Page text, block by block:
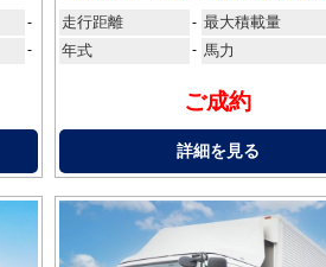
-
-
走行距離 - 最大積載量
年式 - 馬力
ご成約
詳細を見る